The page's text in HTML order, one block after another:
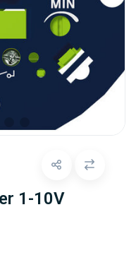
1-10V